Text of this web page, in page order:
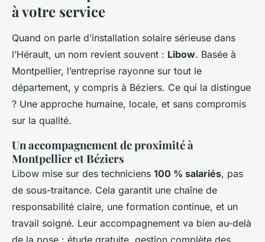
à votre service
Quand on parle d’installation solaire sérieuse dans
l’Hérault, un nom revient souvent : Libow. Basée à
Montpellier, l’entreprise rayonne sur tout le
département, y compris à Béziers. Ce qui la distingue
? Une approche humaine, locale, et sans compromis
sur la qualité.
Un accompagnement de proximité à
Montpellier et Béziers
Libow mise sur des techniciens 100 % salariés, pas
de sous-traitance. Cela garantit une chaîne de
responsabilité claire, une formation continue, et un
travail soigné. Leur accompagnement va bien au-delà
de la pose : étude gratuite, gestion complète des